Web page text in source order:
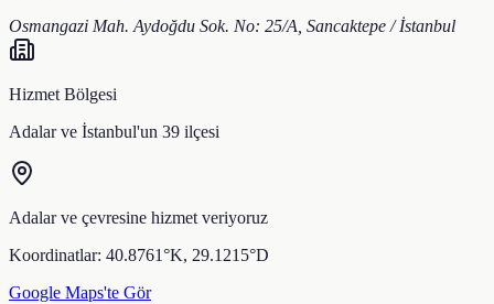
Osmangazi Mah. Aydoğdu Sok. No: 25/A, Sancaktepe / İstanbul
Hizmet Bölgesi
Adalarve İstanbul'un 39 ilçesi
Adalarve çevresine hizmet veriyoruz
Koordinatlar: 40.8761°K, 29.1215°D
Google Maps'te Gör